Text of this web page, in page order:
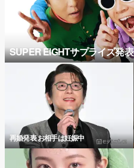
SUPER EIGHTサプライズ発表
再婚発表 お相手は妊娠中